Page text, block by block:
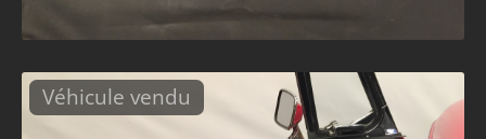
Véhicule vendu